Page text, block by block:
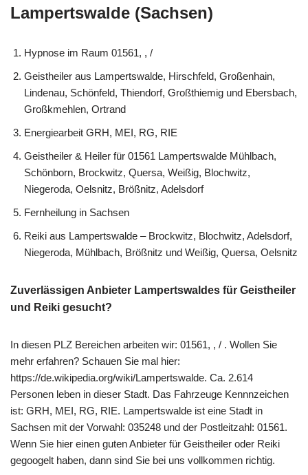
Lampertswalde (Sachsen)
Hypnose im Raum 01561, , /
Geistheiler aus Lampertswalde, Hirschfeld, Großenhain,
Lindenau, Schönfeld, Thiendorf, Großthiemig und Ebersbach,
Großkmehlen, Ortrand
Energiearbeit GRH, MEI, RG, RIE
Geistheiler & Heiler für 01561 Lampertswalde Mühlbach,
Schönborn, Brockwitz, Quersa, Weißig, Blochwitz,
Niegeroda, Oelsnitz, Brößnitz, Adelsdorf
Fernheilung in Sachsen
Reiki aus Lampertswalde – Brockwitz, Blochwitz, Adelsdorf,
Niegeroda, Mühlbach, Brößnitz und Weißig, Quersa, Oelsnitz
Zuverlässigen Anbieter Lampertswaldes für Geistheiler
und Reiki gesucht?
In diesen PLZ Bereichen arbeiten wir: 01561, , / . Wollen Sie
mehr erfahren? Schauen Sie mal hier:
https://de.wikipedia.org/wiki/Lampertswalde. Ca. 2.614
Personen leben in dieser Stadt. Das Fahrzeuge Kennnzeichen
ist: GRH, MEI, RG, RIE. Lampertswalde ist eine Stadt in
Sachsen mit der Vorwahl: 035248 und der Postleitzahl: 01561.
Wenn Sie hier einen guten Anbieter für Geistheiler oder Reiki
gegoogelt haben, dann sind Sie bei uns vollkommen richtig.